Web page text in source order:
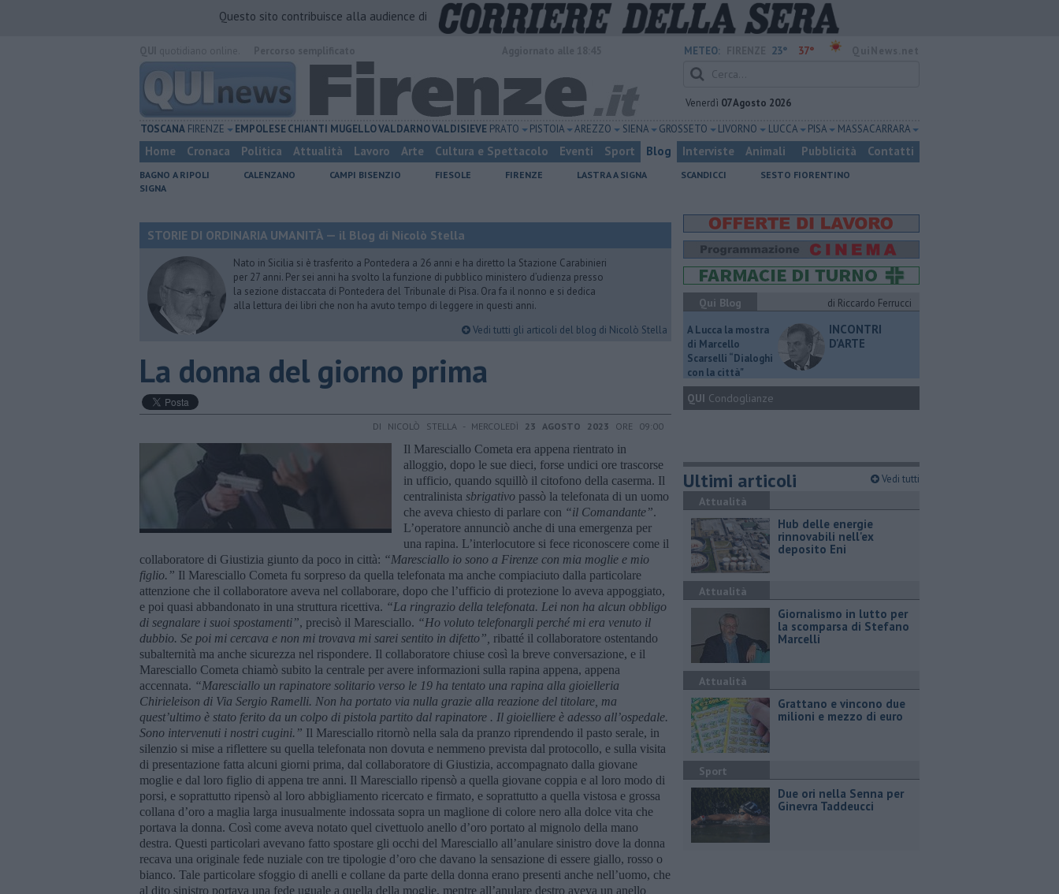
Questo sito contribuisce alla audience di
METEO: 23° 37°
Venerdì 07 Agosto 2026
TOSCANA FIRENZE EMPOLESECHIANTI MUGELLOVALDARNOVALDISIEVE PRATO PISTOIA AREZZO SIENA GROSSETO LIVORNO LUCCA PISA MASSA CARRARA
Home Cronaca Politica Attualità Lavoro Arte Cultura e Spettacolo Eventi Sport Blog Interviste Animali Pubblicità Contatti
BAGNO A RIPOLI CALENZANO CAMPI BISENZIO FIESOLE FIRENZE LASTRA A SIGNA SCANDICCI
SESTO FIORENTINO
SIGNA
STORIE DI ORDINARIA UMANITÀ — il Blog di Nicolò Stella
Nato in Sicilia si è trasferito a Pontedera a 26 anni e ha diretto la Stazione Carabinieri
per 27 anni. Per sei anni ha svolto la funzione di pubblico ministero d’udienza presso
la sezione distaccata di Pontedera del Tribunale di Pisa. Ora fa il nonno e si dedica
alla lettura dei libri che non ha avuto tempo di leggere in questi anni.
Vedi tutti gli articoli del blog di Nicolò Stella
​La donna del giorno prima
DI NICOLÒ STELLA - MERCOLEDÌ 23 AGOSTO 2023 ORE 09:00
Il Maresciallo Cometa era appena rientrato in
alloggio, dopo le sue dieci, forse undici ore trascorse
in ufficio, quando squillò il citofono della caserma. Il
centralinista sbrigativo passò la telefonata di un uomo
che aveva chiesto di parlare con “il Comandante”.
L’operatore annunciò anche di una emergenza per
una rapina. L’interlocutore si fece riconoscere come il
collaboratore di Giustizia giunto da poco in città: “Maresciallo io sono a Firenze con mia moglie e mio
figlio.” Il Maresciallo Cometa fu sorpreso da quella telefonata ma anche compiaciuto dalla particolare
attenzione che il collaboratore aveva nel collaborare, dopo che l’ufficio di protezione lo aveva appoggiato,
e poi quasi abbandonato in una struttura ricettiva. “La ringrazio della telefonata. Lei non ha alcun obbligo
di segnalare i suoi spostamenti”, precisò il Maresciallo. “Ho voluto telefonargli perché mi era venuto il
dubbio. Se poi mi cercava e non mi trovava mi sarei sentito in difetto”, ribatté il collaboratore ostentando
subalternità ma anche sicurezza nel rispondere. Il collaboratore chiuse così la breve conversazione, e il
Maresciallo Cometa chiamò subito la centrale per avere informazioni sulla rapina appena, appena
accennata. “Maresciallo un rapinatore solitario verso le 19 ha tentato una rapina alla gioielleria
Chirieleison di Via Sergio Ramelli. Non ha portato via nulla grazie alla reazione del titolare, ma
quest’ultimo è stato ferito da un colpo di pistola partito dal rapinatore . Il gioielliere è adesso all’ospedale.
Sono intervenuti i nostri cugini.” Il Maresciallo ritornò nella sala da pranzo riprendendo il pasto serale, in
silenzio si mise a riflettere su quella telefonata non dovuta e nemmeno prevista dal protocollo, e sulla visita
di presentazione fatta alcuni giorni prima, dal collaboratore di Giustizia, accompagnato dalla giovane
moglie e dal loro figlio di appena tre anni. Il Maresciallo ripensò a quella giovane coppia e al loro modo di
porsi, e soprattutto ripensò al loro abbigliamento ricercato e firmato, e soprattutto a quella vistosa e grossa
collana d’oro a maglia larga inusualmente indossata sopra un maglione di colore nero alla dolce vita che
portava la donna. Così come aveva notato quel civettuolo anello d’oro portato al mignolo della mano
destra. Questi particolari avevano fatto spostare gli occhi del Maresciallo all’anulare sinistro dove la donna
recava una originale fede nuziale con tre tipologie d’oro che davano la sensazione di essere giallo, rosso o
bianco. Tale particolare sfoggio di anelli e collane da parte della donna erano presenti anche nell’uomo, che
al dito sinistro portava una fede uguale a quella della moglie, mentre all’anulare destro aveva un anello
Qui Blog
di Riccardo Ferrucci
A Lucca la mostra
di Marcello
Scarselli “Dialoghi
con la città"
INCONTRI
D'ARTE
QUI Condoglianze
Ultimi articoli Vedi tutti
Attualità
Hub delle energie
rinnovabili nell'ex
deposito Eni
Attualità
Giornalismo in lutto per
la scomparsa di Stefano
Marcelli
Attualità
Grattano e vincono due
milioni e mezzo di euro
Sport
Due ori nella Senna per
Ginevra Taddeucci